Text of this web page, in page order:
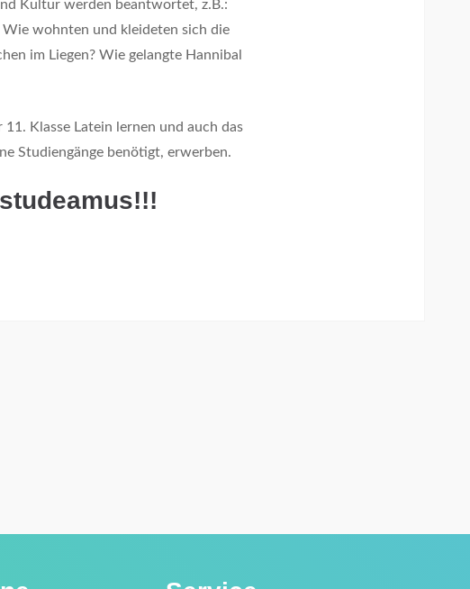
Kultur werden beantwortet, z.B.:
Wie wohnten und kleideten sich die
im Liegen? Wie gelangte Hannibal
Klasse Latein lernen und auch das
Studiengänge benötigt, erwerben.